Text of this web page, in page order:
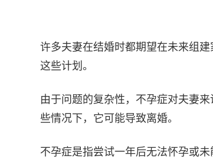
许多夫妻在结婚时都期望在未来组
这些计划。
由于问题的复杂性，不孕症对夫妻
些情况下，它可能导致离婚。
不孕症是指尝试一年后无法怀孕或